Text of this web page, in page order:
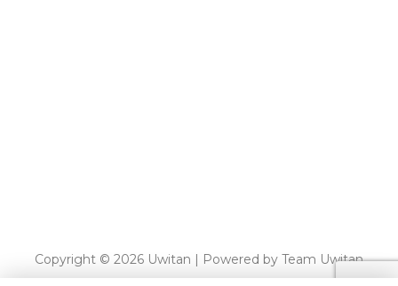
Copyright © 2026 Uwitan | Powered by Team Uwitan